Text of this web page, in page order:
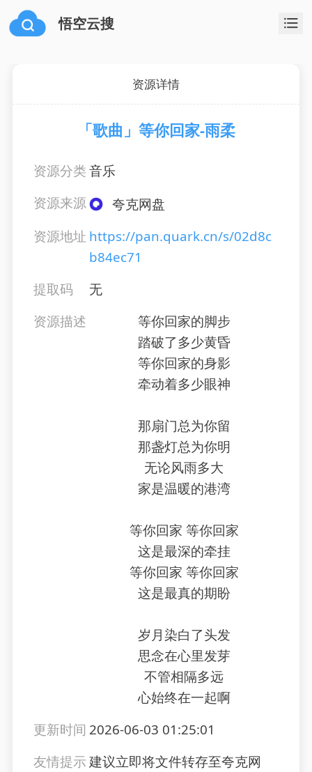
悟空云搜
资源详情
「歌曲」等你回家-雨柔
资源分类音乐
资源来源
夸克网盘
资源地址 https://pan.quark.cn/s/02d8c
b84ec71
提取码
无
资源描述
等你回家的脚步
踏破了多少黄昏
等你回家的身影
牵动着多少眼神
那扇门总为你留
那盏灯总为你明
无论风雨多大
家是温暖的港湾
等你回家 等你回家
这是最深的牵挂
等你回家 等你回家
这是最真的期盼
岁月染白了头发
思念在心里发芽
不管相隔多远
心始终在一起啊
更新时间 2026-06-03 01:25:01
友情提示建议立即将文件转存至夸克网